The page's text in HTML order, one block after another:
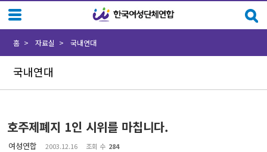
국내연대
홈 자료실 국내연대
호주제폐지 1인 시위를 마칩니다.
여성연합 2003.12.16 조회 수 284